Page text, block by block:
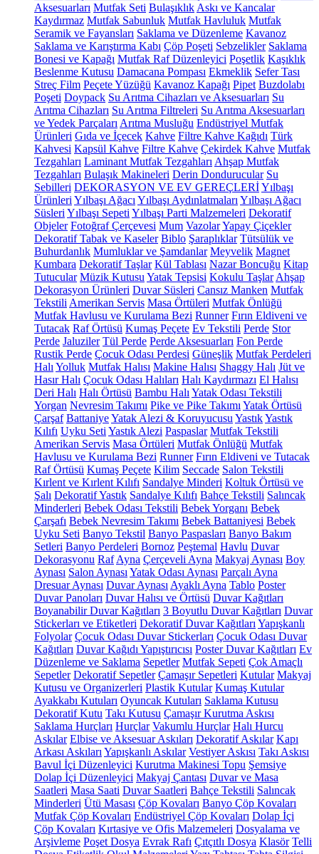
Aksesuarları Mutfak Seti Bulaşıklık Askı ve Kancalar
Kaydırmaz Mutfak Sabunluk Mutfak Havluluk Mutfak
Seramik ve Fayansları Saklama ve Düzenleme Kavanoz
Saklama ve Karıştırma Kabı Çöp Poşeti Sebzelikler Saklama
Bonesi ve Kapağı Mutfak Raf Düzenleyici Poşetlik Kaşıklık
Beslenme Kutusu Damacana Pompası Ekmeklik Sefer Tası
Streç Film Peçete Yüzüğü Kavanoz Kapağı Pipet Buzdolabı
Poşeti Doypack Su Arıtma Cihazları ve Aksesuarları Su
Arıtma Cihazları Su Arıtma Filtreleri Su Arıtma Aksesuarları
ve Yedek Parçaları Arıtma Musluğu Endüstriyel Mutfak
Ürünleri Gıda ve İçecek Kahve Filtre Kahve Kağıdı Türk
Kahvesi Kapsül Kahve Filtre Kahve Çekirdek Kahve Mutfak
Tezgahları Laminant Mutfak Tezgahları Ahşap Mutfak
Tezgahları Bulaşık Makineleri Derin Dondurucular Su
Sebilleri DEKORASYON VE EV GEREÇLERİYılbaşı
Ürünleri Yılbaşı Ağacı Yılbaşı Aydınlatmaları Yılbaşı Ağacı
Süsleri Yılbaşı Sepeti Yılbaşı Parti Malzemeleri Dekoratif
Objeler Fotoğraf Çerçevesi Mum VazolarYapay Çiçekler
Dekoratif Tabak ve Kaseler Biblo Şaraplıklar Tütsülük ve
Buhurdanlık Mumluklar ve Şamdanlar Meyvelik Magnet
Kumbara Dekoratif Taşlar Kül Tablası Nazar Boncuğu Kitap
Tutucular Müzik Kutusu Yatak Tepsisi Kokulu Taşlar Ahşap
Dekorasyon Ürünleri Duvar Süsleri Cansız Manken Mutfak
Tekstili Amerikan Servis Masa Örtüleri Mutfak Önlüğü
Mutfak Havlusu ve Kurulama Bezi Runner Fırın Eldiveni ve
Tutacak Raf Örtüsü Kumaş Peçete Ev Tekstili Perde Stor
Perde Jaluziler Tül Perde Perde Aksesuarları Fon Perde
Rustik Perde Çocuk Odası Perdesi Güneşlik Mutfak Perdeleri
Halı Yolluk Mutfak Halısı Makine Halısı Shaggy Halı Jüt ve
Hasır Halı Çocuk Odası Halıları Halı Kaydırmazı El Halısı
Deri Halı Halı Örtüsü Bambu Halı Yatak Odası Tekstili
Yorgan Nevresim Takımı Pike ve Pike Takımı Yatak Örtüsü
Çarşaf BattaniyeYatak Alezi & Koruyucusu YastıkYastık
Kılıfı Uyku Seti Yastık Alezi Paspaslar Mutfak Tekstili
Amerikan Servis Masa Örtüleri Mutfak Önlüğü Mutfak
Havlusu ve Kurulama Bezi Runner Fırın Eldiveni ve Tutacak
Raf Örtüsü Kumaş Peçete Kilim Seccade Salon Tekstili
Kırlent ve Kırlent Kılıfı Sandalye Minderi Koltuk Örtüsü ve
Şalı Dekoratif Yastık Sandalye Kılıfı Bahçe Tekstili Salıncak
Minderleri Bebek Odası Tekstili Bebek Yorganı Bebek
Çarşafı Bebek Nevresim Takımı Bebek Battaniyesi Bebek
Uyku Seti Banyo Tekstil Banyo Paspasları Banyo Bakım
Setleri Banyo Perdeleri Bornoz Peştemal Havlu Duvar
Dekorasyonu Raf Ayna Çerçeveli Ayna Makyaj Aynası Boy
Aynası Salon Aynası Yatak Odası Aynası Parçalı Ayna
Dresuar Aynası Duvar Aynası Ayaklı Ayna Tablo Poster
Duvar Panoları Duvar Halısı ve Örtüsü Duvar Kağıtları
Boyanabilir Duvar Kağıtları 3 Boyutlu Duvar Kağıtları Duvar
Stickerları ve Etiketleri Dekoratif Duvar Kağıtları Yapışkanlı
Folyolar Çocuk Odası Duvar Stickerları Çocuk Odası Duvar
Kağıtları Duvar Kağıdı Yapıştırıcısı Poster Duvar Kağıtları Ev
Düzenleme ve Saklama Sepetler Mutfak Sepeti Çok Amaçlı
Sepetler Dekoratif Sepetler Çamaşır Sepetleri Kutular Makyaj
Kutusu ve Organizerleri Plastik Kutular Kumaş Kutular
Ayakkabı Kutuları Oyuncak Kutuları Saklama Kutusu
Dekoratif Kutu Takı Kutusu Çamaşır Kurutma Askısı
Saklama Hurçları Hurçlar Vakumlu Hurçlar Halı Hurcu
Askılar Elbise ve Aksesuar Askıları Dekoratif Askılar Kapı
Arkası Askıları Yapışkanlı Askılar Vestiyer Askısı Takı Askısı
Bavul İçi Düzenleyici Kurutma Makinesi Topu Şemsiye
Dolap İçi Düzenleyici Makyaj Çantası Duvar ve Masa
Saatleri Masa Saati Duvar Saatleri Bahçe Tekstili Salıncak
Minderleri Ütü Masası Çöp Kovaları Banyo Çöp Kovaları
Mutfak Çöp Kovaları Endüstriyel Çöp Kovaları Dolap İçi
Çöp Kovaları Kırtasiye ve Ofis Malzemeleri Dosyalama ve
Arşivleme Poşet Dosya Evrak Rafı Çıtçıtlı Dosya Klasör Telli